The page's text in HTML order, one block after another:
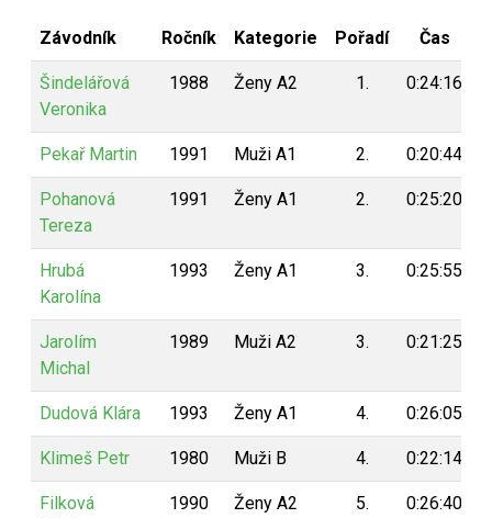
Závodník Ročník Kategorie Pořadí Čas
Šindelářová
Veronika
1988 Ženy A2 1. 0:24:16
Pekař Martin 1991 Muži A1 2. 0:20:44
Pohanová
Tereza
1991 Ženy A1 2. 0:25:20
Hrubá
Karolína
1993 Ženy A1 3. 0:25:55
Jarolím
Michal
1989 Muži A2 3. 0:21:25
Dudová Klára 1993 Ženy A1 4. 0:26:05
Klimeš Petr 1980 Muži B 4. 0:22:14
Filková
1990 Ženy A2 5. 0:26:40